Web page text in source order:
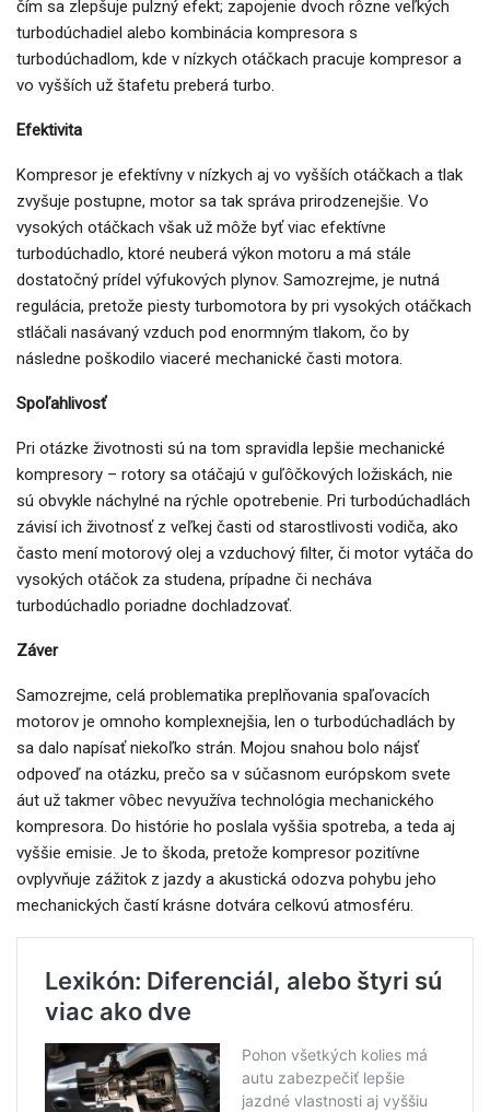
čím sa zlepšuje pulzný efekt; zapojenie dvoch rôzne veľkých
turbodúchadiel alebo kombinácia kompresora s
turbodúchadlom, kde v nízkych otáčkach pracuje kompresor a
vo vyšších už štafetu preberá turbo.
Efektivita
Kompresor je efektívny v nízkych aj vo vyšších otáčkach a tlak
zvyšuje postupne, motor sa tak správa prirodzenejšie. Vo
vysokých otáčkach však už môže byť viac efektívne
turbodúchadlo, ktoré neuberá výkon motoru a má stále
dostatočný prídel výfukových plynov. Samozrejme, je nutná
regulácia, pretože piesty turbomotora by pri vysokých otáčkach
stláčali nasávaný vzduch pod enormným tlakom, čo by
následne poškodilo viaceré mechanické časti motora.
Spoľahlivosť
Pri otázke životnosti sú na tom spravidla lepšie mechanické
kompresory – rotory sa otáčajú v guľôčkových ložiskách, nie
sú obvykle náchylné na rýchle opotrebenie. Pri turbodúchadlách
závisí ich životnosť z veľkej časti od starostlivosti vodiča, ako
často mení motorový olej a vzduchový filter, či motor vytáča do
vysokých otáčok za studena, prípadne či necháva
turbodúchadlo poriadne dochladzovať.
Záver
Samozrejme, celá problematika preplňovania spaľovacích
motorov je omnoho komplexnejšia, len o turbodúchadlách by
sa dalo napísať niekoľko strán. Mojou snahou bolo nájsť
odpoveď na otázku, prečo sa v súčasnom európskom svete
áut už takmer vôbec nevyužíva technológia mechanického
kompresora. Do histórie ho poslala vyššia spotreba, a teda aj
vyššie emisie. Je to škoda, pretože kompresor pozitívne
ovplyvňuje zážitok z jazdy a akustická odozva pohybu jeho
mechanických častí krásne dotvára celkovú atmosféru.